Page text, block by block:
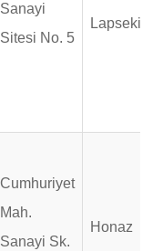
Sanayi
Sitesi No. 5
Lapseki
Cumhuriyet
Mah.
Sanayi Sk.
Honaz